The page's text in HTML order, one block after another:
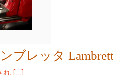
ブレッタ
れ […]